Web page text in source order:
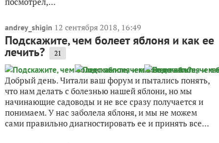
andrey_shigin 12 сентября 2018, 16:49
Подскажите, чем болеет яблоня и как ее
лечить? 21
Добрый день. Читали ваш форум и пытались понять,
что нам делать с болезнью нашей яблони, но мы
начинающие садоводы и не все сразу получается и
понимаем. У нас заболела яблоня, и мы не можем
сами правильно диагностировать ее и принять все...